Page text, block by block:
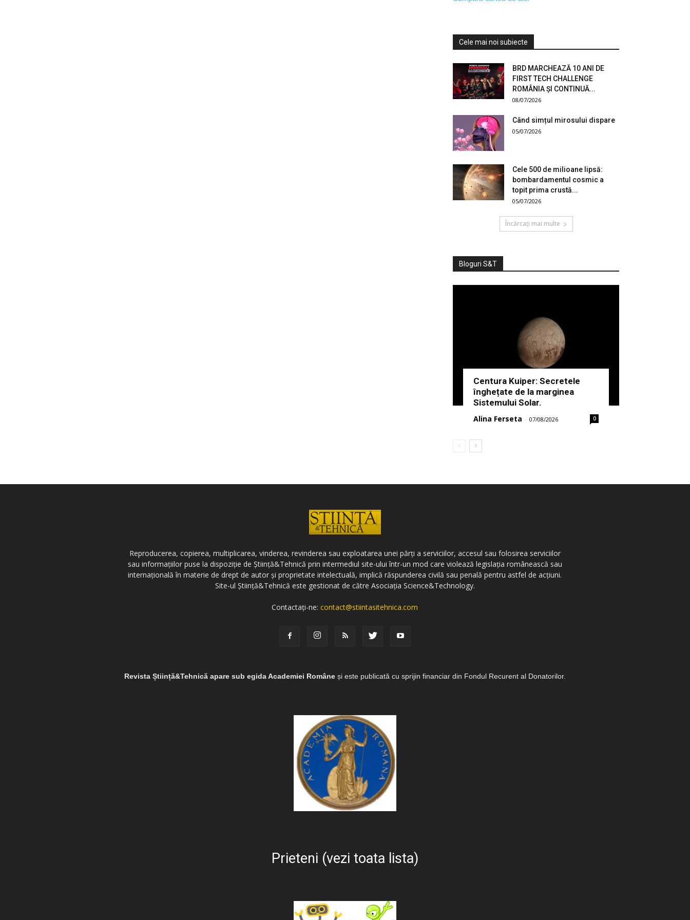
Cele mai noi subiecte
BRD MARCHEAZĂ 10 ANI DE
FIRST TECH CHALLENGE
ROMÂNIA ȘI CONTINUĂ...
08/07/2026
Când simțul mirosului dispare
05/07/2026
Cele 500 de milioane lipsă:
bombardamentul cosmic a
topit prima crustă...
05/07/2026
Încărcați mai multe
Bloguri S&T
Centura Kuiper: Secretele
înghețate de la marginea
Sistemului Solar.
Alina Ferseta - 07/08/2026 0
Reproducerea, copierea, multiplicarea, vinderea, revinderea sau exploatarea unei părți a serviciilor, accesul sau folosirea serviciilor
sau informațiilor puse la dispoziție de Știință&Tehnică prin intermediul site-ului într-un mod care violează legislația românească sau
internațională în materie de drept de autor și proprietate intelectuală, implică răspunderea civilă sau penală pentru astfel de acțiuni.
Site-ul Știință&Tehnică este gestionat de către Asociația Science&Technology.
Contactați-ne:contact@stiintasitehnica.com
Revista Știință&Tehnică apare sub egida Academiei Române și este publicată cu sprijin financiar din Fondul Recurent al Donatorilor.
Prieteni (vezi toata lista)